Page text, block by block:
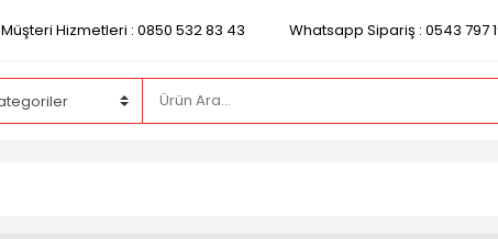
Müşteri Hizmetleri : 0850 532 83 43 Whatsapp Sipariş : 0543 797